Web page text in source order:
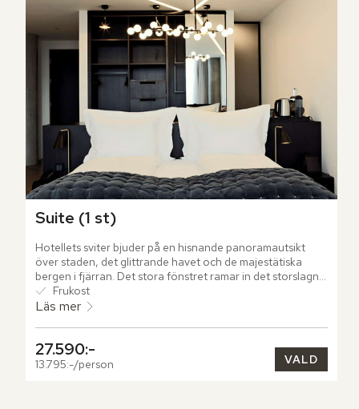
Suite (1 st)
Hotellets sviter bjuder på en hisnande panoramautsikt
över staden, det glittrande havet och de majestätiska
bergen i fjärran. Det stora fönstret ramar in det storslagna
landskapet utanför, medan ljuset från naturen sveper över
väggarna.
Frukost
Läs mer
27.590:-
13.795:-/person VALD